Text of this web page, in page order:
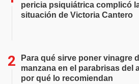
pericia psiquiátrica complicó
situación de Victoria Cantero
Para qué sirve poner vinagre
manzana en el parabrisas del
por qué lo recomiendan